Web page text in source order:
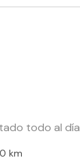
todo al día
km